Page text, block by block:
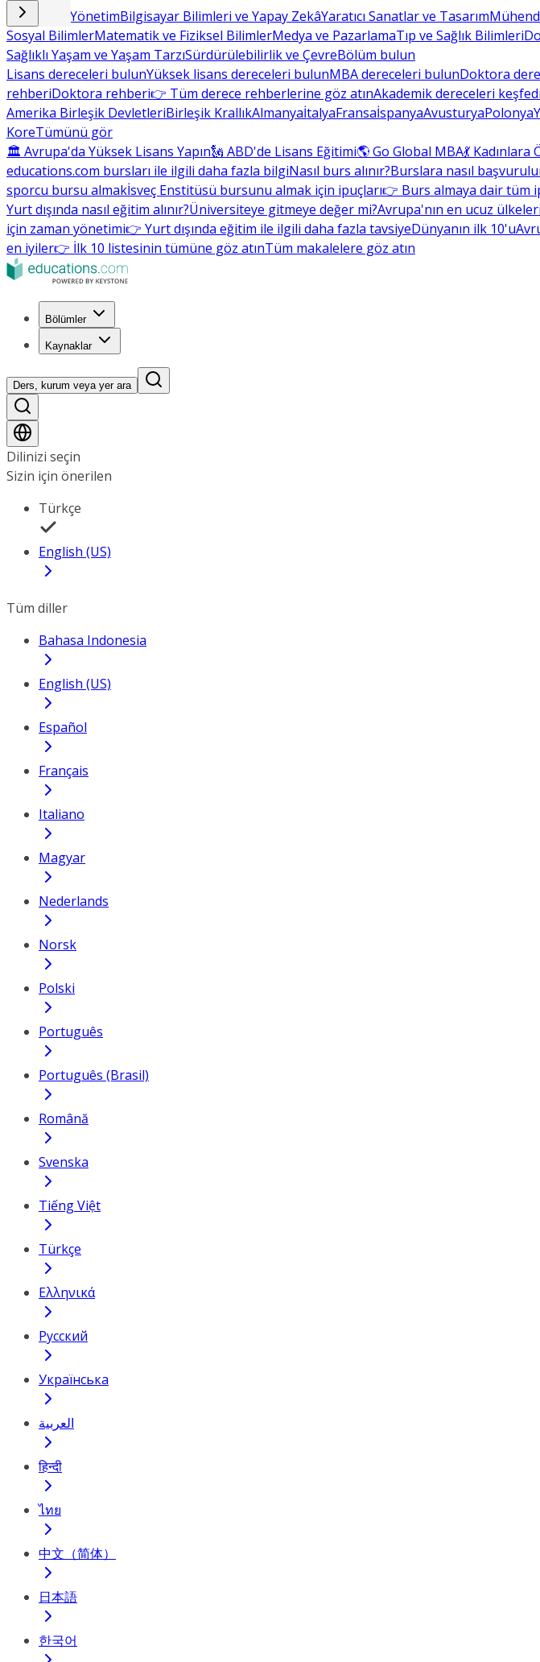
İşletme ve YönetimBilgisayar Bilimleri ve Yapay ZekâYaratıcı Sanatlar ve Tasarım
Sosyal BilimlerMatematik ve Fiziksel BilimlerMedya ve PazarlamaTıp ve Sağlık Bilimleri
Sağlıklı Yaşam ve Yaşam TarzıSürdürülebilirlik ve ÇevreBölüm bulun
Lisans dereceleri bulunYüksek lisans dereceleri bulunMBA dereceleri bulunDoktora
rehberiDoktora rehberi👉 Tüm derece rehberlerine göz atınAkademik dereceleri
Amerika Birleşik DevletleriBirleşik KrallıkAlmanyaİtalyaFransaİspanyaAvusturyaPolonya
KoreTümünü gör
🏛 Avrupa'da Yüksek Lisans Yapın🗽 ABD'de Lisans Eğitimi🌎 Go Global MBA💃
educations.com bursları ile ilgili daha fazla bilgiNasıl burs alınır?Burslara nasıl
sporcu bursu almakİsveç Enstitüsü bursunu almak için ipuçları👉 Burs almaya dair tüm
Yurt dışında nasıl eğitim alınır?Üniversiteye gitmeye değer mi?Avrupa'nın en ucuz ülkeleri
için zaman yönetimi👉 Yurt dışında eğitim ile ilgili daha fazla tavsiyeDünyanın ilk 10'u
en iyiler👉 İlk 10 listesinin tümüne göz atınTüm makalelere göz atın
Bölümler
Kaynaklar
Ders, kurum veya yer ara
Dilinizi seçin
Sizin için önerilen
Türkçe
English (US)
Tüm diller
Bahasa Indonesia
English (US)
Español
Français
Italiano
Magyar
Nederlands
Norsk
Polski
Português
Português (Brasil)
Română
Svenska
Tiếng Việt
Türkçe
Ελληνικά
Русский
Українська
العربية
हिन्दी
ไทย
中文（简体）
日本語
한국어